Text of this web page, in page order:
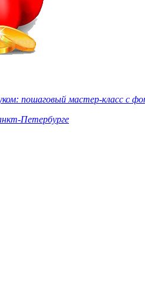
пошаговый мастер-класс с
Петербурге